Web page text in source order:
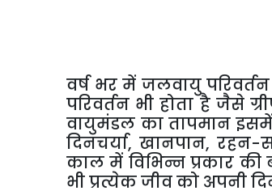
वर्षभर में जलवायु
परिवर्तन भी होता है जैसे
वायुमंडल का तापमान इसमें
दिनचर्या,खानपान,रहन-
काल में विभिन्न प्रकार की
भी प्रत्येक जीव को अपनी